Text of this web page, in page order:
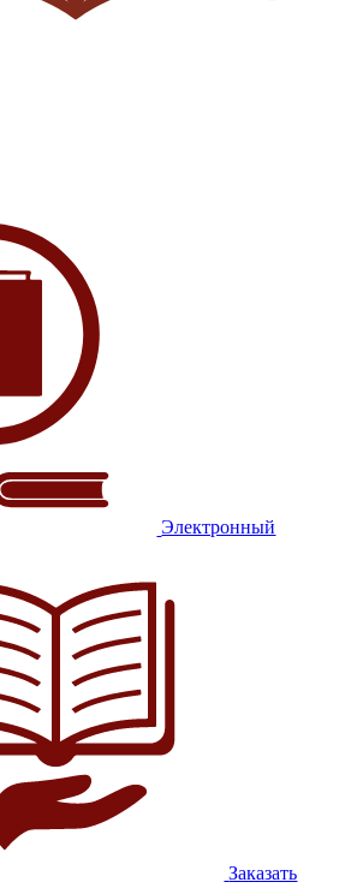
Электронный
Заказать